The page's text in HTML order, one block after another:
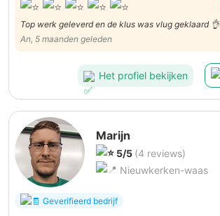
Top werk geleverd en de klus was vlug geklaard 👌
An, 5 maanden geleden
Het profiel bekijken
Marijn
5/5 (4 reviews)
Nieuwkerken-waas
Geverifieerd bedrijf